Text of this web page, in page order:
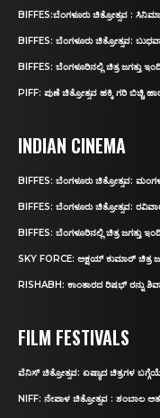
BIFFES:ಬೆಂಗಳೂರು ಚಿತ್ರೋತ್ಸವ :
BIFFES: ಬೆಂಗಳೂರು ಚಿತ್ರೋತ್ಸವ:
BIFFES: ಬೆಂಗಳೂರಿನಲ್ಲಿ ಚಿತ್ರ ಜಗತ್ತು
PIFF: ಪುಣೆ ಚಿತ್ರೋತ್ಸವ ಹಕ್ಕಿ ಗರಿ ಬಿಚ್ಚಿ
INDIAN CINEMA
BIFFES: ಬೆಂಗಳೂರು ಚಿತ್ರೋತ್ಸವ:
BIFFES: ಬೆಂಗಳೂರು ಚಿತ್ರೋತ್ಸವ:
BIFFES: ಬೆಂಗಳೂರಿನಲ್ಲಿ ಚಿತ್ರ ಜಗತ್ತು
SKY FORCE: ಅಕ್ಷಯ್ ಕುಮಾರ್‌ ಚಿತ್ರ
RISHABH: ಕಾಂತಾರದ ರಿಷಭ್‌ ರನ್ನು
FILM FESTIVALS
ವೆನಿಸ್‌ ಚಿತ್ರೋತ್ಸವ: ಏಷ್ಯಾದ ಚಿತ್ರಗಳ
NIFF: ನೇಪಾಳ ಚಿತ್ರೋತ್ಸವ : ಶಂಬಾಲ